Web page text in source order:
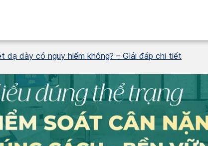
dạ dày có nguy hiểm không? – Giải đáp chi tiết